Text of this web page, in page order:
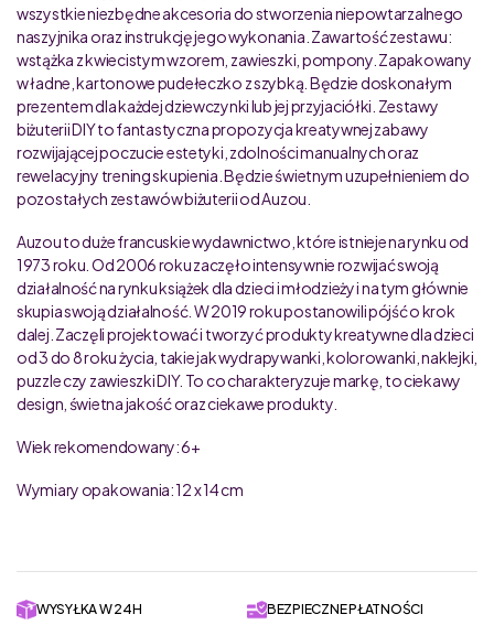
wszystkie niezbędne akcesoria do stworzenia niepowtarzalnego
naszyjnika oraz instrukcję jego wykonania. Zawartość zestawu:
wstążka z kwiecistym wzorem, zawieszki, pompony. Zapakowany
w ładne, kartonowe pudełeczko z szybką. Będzie doskonałym
prezentem dla każdej dziewczynki lub jej przyjaciółki. Zestawy
biżuterii DIY to fantastyczna propozycja kreatywnej zabawy
rozwijającej poczucie estetyki, zdolności manualnych oraz
rewelacyjny trening skupienia. Będzie świetnym uzupełnieniem do
pozostałych zestawów biżuterii od Auzou.
Auzou to duże francuskie wydawnictwo, które istnieje na rynku od
1973 roku. Od 2006 roku zaczęło intensywnie rozwijać swoją
działalność na rynku książek dla dzieci i młodzieży i na tym głównie
skupia swoją działalność. W 2019 roku postanowili pójść o krok
dalej. Zaczęli projektować i tworzyć produkty kreatywne dla dzieci
od 3 do 8 roku życia, takie jak wydrapywanki, kolorowanki, naklejki,
puzzle czy zawieszki DIY. To co charakteryzuje markę, to ciekawy
design, świetna jakość oraz ciekawe produkty.
Wiek rekomendowany: 6+
Wymiary opakowania: 12 x 14 cm
WYSYŁKA W 24H BEZPIECZNE PŁATNOŚCI